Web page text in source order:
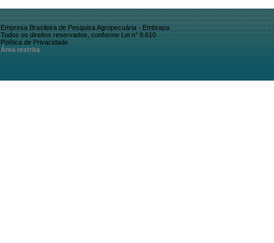
Empresa Brasileira de Pesquisa Agropecuária - Embrapa
Todos os direitos reservados, conforme Lei n° 9.610
Política de Privacidade
Área restrita